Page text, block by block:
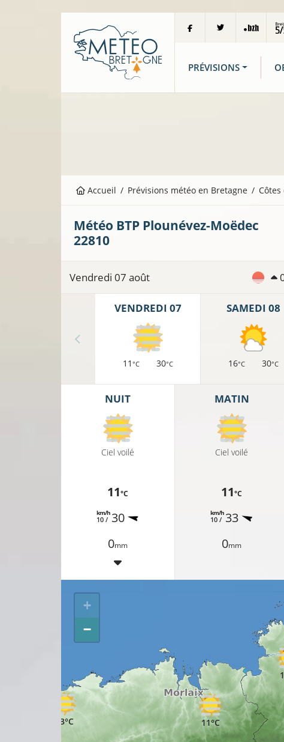
PRÉVISIONS
Accueil Prévisions météo en Bretagne
Météo BTP Plounévez-Moëdec
22810
Vendredi 07 août
VENDREDI 07
11 °C 30°C
SAMEDI 08
16°C 30°C
NUIT
Ciel voilé
11°C
10 /
km/h 30
0mm
MATIN
Ciel voilé
11°C
10 /
km/h 33
0mm
11°C
13°C
+
−